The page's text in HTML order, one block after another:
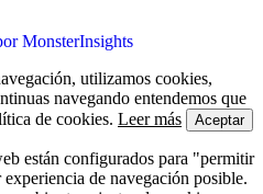
utilizamos cookies,
navegando entendemos que
de cookies. Leer más Aceptar
están configurados para "permitir
de navegación posible.